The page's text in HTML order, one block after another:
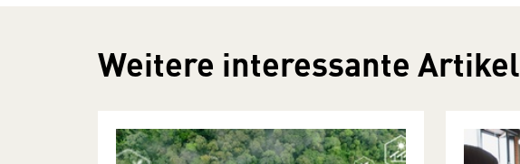
Weitere interessante Artikel